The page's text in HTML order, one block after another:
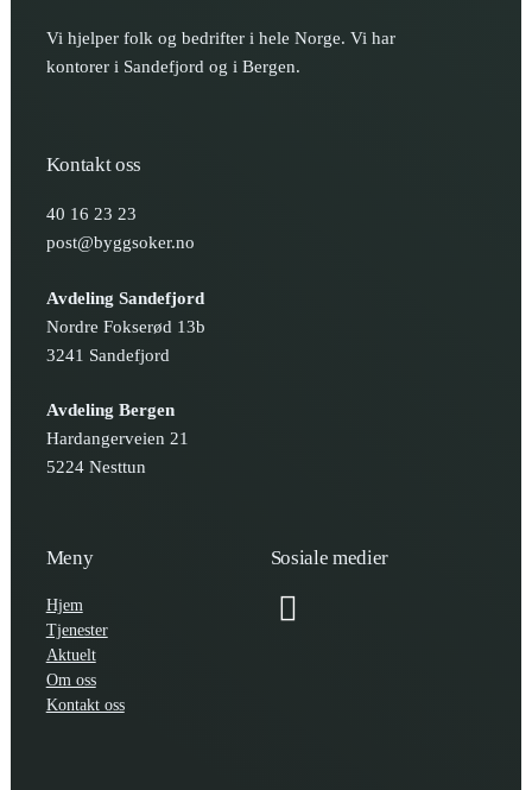
Vi hjelper folk og bedrifter i hele Norge. Vi har
kontorer i Sandefjord og i Bergen.
Kontakt oss
40 16 23 23
post@byggsoker.no
Avdeling Sandefjord
Nordre Fokserød 13b
3241 Sandefjord
Avdeling Bergen
Hardangerveien 21
5224 Nesttun
Meny
Hjem
Tjenester
Aktuelt
Om oss
Kontakt oss
Sosiale medier